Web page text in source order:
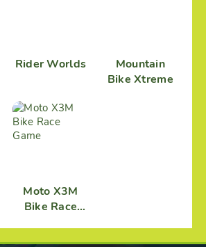
Rider Worlds
Mountain
Bike Xtreme
Moto X3M
Bike Race